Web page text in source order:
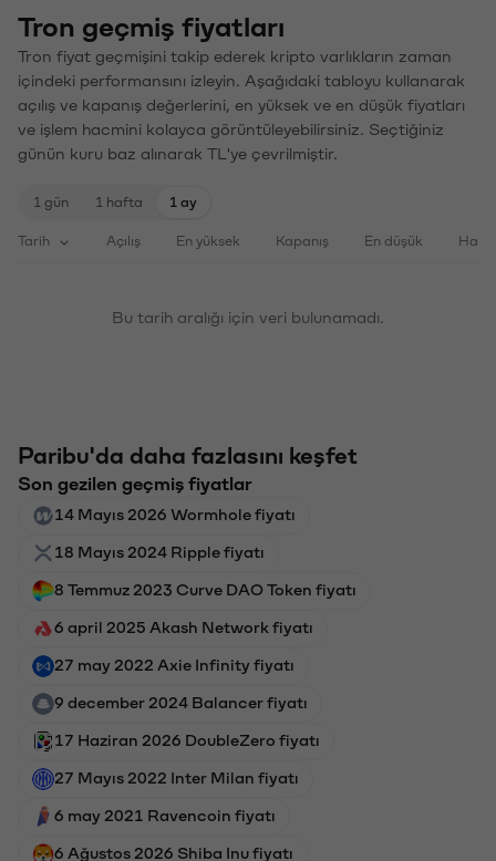
Tron geçmiş fiyatları
Tron fiyat geçmişini takip ederek kripto varlıkların zaman
içindeki performansını izleyin. Aşağıdaki tabloyu kullanarak
açılış ve kapanış değerlerini, en yüksek ve en düşük fiyatları
ve işlem hacmini kolayca görüntüleyebilirsiniz. Seçtiğiniz
günün kuru baz alınarak TL'ye çevrilmiştir.
1 gün 1 hafta 1 ay
Tarih Açılış En yüksek Kapanış En düşük
Bu tarih aralığı için veri bulunamadı.
Paribu'da daha fazlasını keşfet
Son gezilen geçmiş fiyatlar
14 Mayıs 2026 Wormhole fiyatı
18 Mayıs 2024 Ripple fiyatı
8 Temmuz 2023 Curve DAO Token fiyatı
6 april 2025 Akash Network fiyatı
27 may 2022 Axie Infinity fiyatı
9 december 2024 Balancer fiyatı
17 Haziran 2026 DoubleZero fiyatı
27 Mayıs 2022 Inter Milan fiyatı
6 may 2021 Ravencoin fiyatı
6 Ağustos 2026 Shiba Inu fiyatı